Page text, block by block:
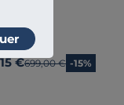
Albin
€Ancien prix
699,00 € -15%